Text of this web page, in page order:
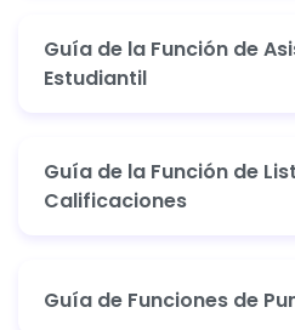
Guía de la Función de
Estudiantil
Guía de la Función de
Calificaciones
Guía de Funciones de